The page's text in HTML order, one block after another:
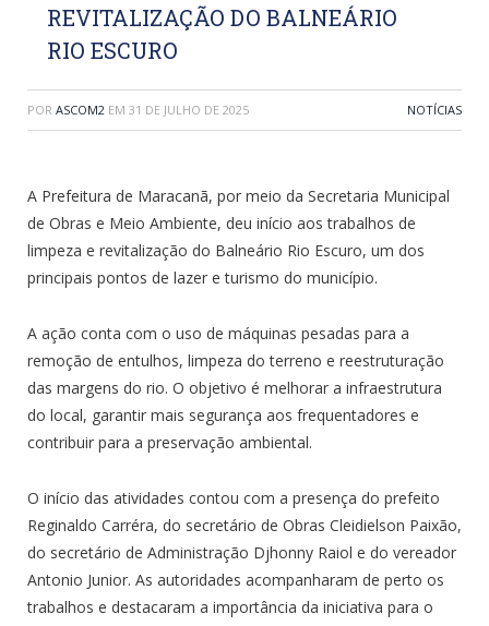
REVITALIZAÇÃO DO BALNEÁRIO
RIO ESCURO
POR ASCOM2 EM 31 DE JULHO DE 2025 NOTÍCIAS
A Prefeitura de Maracanã, por meio da Secretaria Municipal
de Obras e Meio Ambiente, deu início aos trabalhos de
limpeza e revitalização do Balneário Rio Escuro, um dos
principais pontos de lazer e turismo do município.
A ação conta com o uso de máquinas pesadas para a
remoção de entulhos, limpeza do terreno e reestruturação
das margens do rio. O objetivo é melhorar a infraestrutura
do local, garantir mais segurança aos frequentadores e
contribuir para a preservação ambiental.
O início das atividades contou com a presença do prefeito
Reginaldo Carréra, do secretário de Obras Cleidielson Paixão,
do secretário de Administração Djhonny Raiol e do vereador
Antonio Junior. As autoridades acompanharam de perto os
trabalhos e destacaram a importância da iniciativa para o